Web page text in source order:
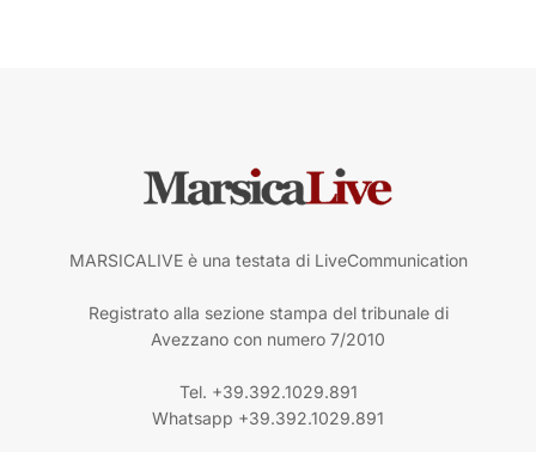
MARSICALIVE è una testata di LiveCommunication
Registrato alla sezione stampa del tribunale di
Avezzano con numero 7/2010
Tel. +39.392.1029.891
Whatsapp +39.392.1029.891